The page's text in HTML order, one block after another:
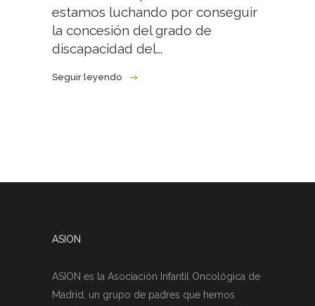
estamos luchando por conseguir
la concesión del grado de
discapacidad del...
Seguir leyendo
ASION
ASION es la Asociación Infantil Oncológica de
Madrid, un grupo de padres que hemos